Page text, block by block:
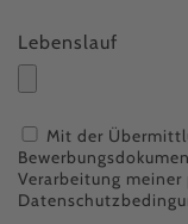
Lebenslauf
Mit der
Verarbeitung